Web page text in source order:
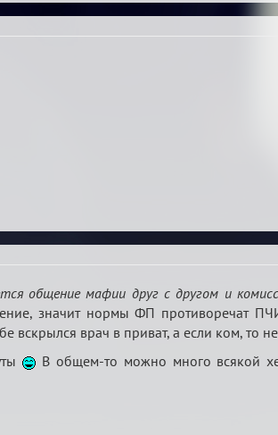
общение мафии друг с другом и
значит нормы ФП противоречат
вскрылся врач в приват, а если ком, то
В общем-то можно много всякой